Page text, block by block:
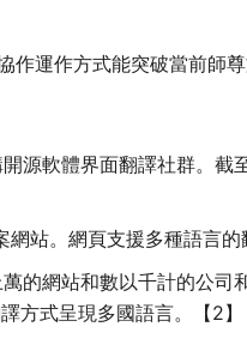
運作方式能突破當前師尊
源軟體界面翻譯社群。
站。網頁支援多種語言的
的網站和數以千計的公司
方式呈現多國語言。【2】